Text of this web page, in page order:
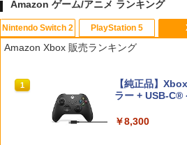
1
【10%OFFクー
全保証】
ム 任天堂
ンチ 10H ガラ
ルム OVER`s オ
￥1,480
1
エイムアップリ
本製 天然ゴム 6
h プロコン PC
操作性向上 ゲ
1
U.C.ガンダム
動戦士ガンダム
￥3,344
Amazon ゲーム/アニメ ランキング
Nintendo Switch 2
1
スプラトゥー
コード版
￥5,832
PlayStation 5
1
PlayStation 5
日本語専用
Amazon Xbox 販売ランキング
1
【純正品】
ラー + USB-C®
￥8,300